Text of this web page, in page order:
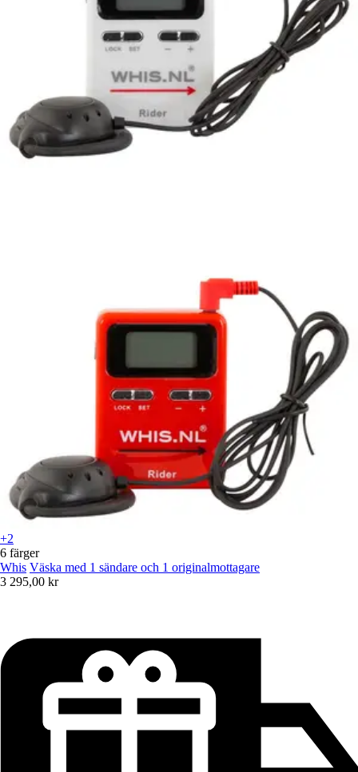
+2
6 färger
Whis Väska med 1 sändare och 1 originalmottagare
3 295,00 kr